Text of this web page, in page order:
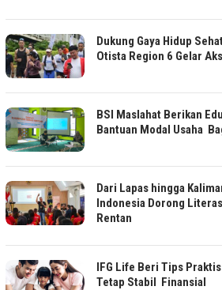
Dukung Gaya Hidup
Otista Region 6 Gelar
BSI Maslahat Berikan
Bantuan Modal Usaha
Dari Lapas hingga
Indonesia Dorong
Rentan
IFG Life Beri Tips
Tetap Stabil Finansial